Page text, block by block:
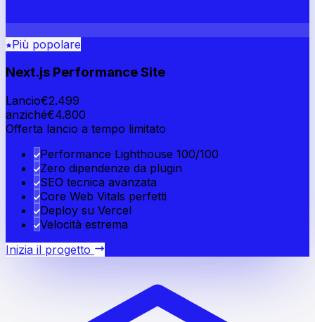
Più popolare
Next.js Performance Site
Lancio€2.499
anziché€4.800
Offerta lancio a tempo limitato
Performance Lighthouse 100/100
Zero dipendenze da plugin
SEO tecnica avanzata
Core Web Vitals perfetti
Deploy su Vercel
Velocità estrema
Inizia il progetto